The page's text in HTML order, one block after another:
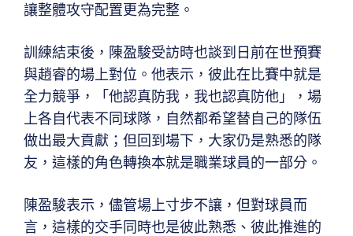
讓整體攻守配置更為完整。
訓練結束後，陳盈駿受訪時也談到日前在世預賽
與趙睿的場上對位。他表示，彼此在比賽中就是
全力競爭，「他認真防我，我也認真防他」，場
上各自代表不同球隊，自然都希望替自己的隊伍
做出最大貢獻；但回到場下，大家仍是熟悉的隊
友，這樣的角色轉換本就是職業球員的一部分。
陳盈駿表示，儘管場上寸步不讓，但對球員而
言，這樣的交手同時也是彼此熟悉、彼此推進的